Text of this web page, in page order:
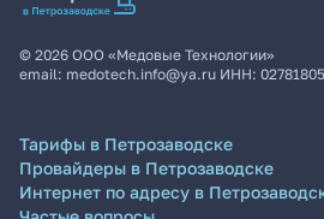
© 2026 ООО «Медовые Технологии»
email: medotech.info@ya.ru ИНН:
Тарифы в Петрозаводске
Провайдеры в Петрозаводске
Интернет по адресу в